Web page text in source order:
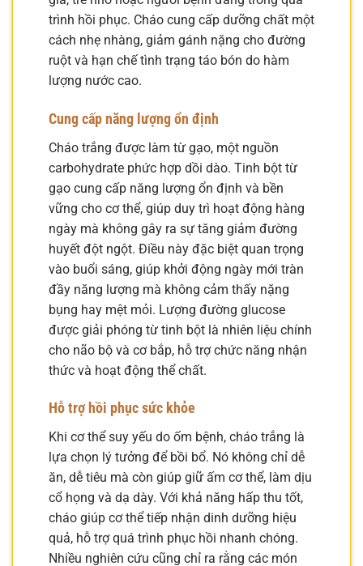
trình hồi phục. Cháo cung cấp dưỡng chất một
cách nhẹ nhàng, giảm gánh nặng cho đường
ruột và hạn chế tình trạng táo bón do hàm
lượng nước cao.
Cung cấp năng lượng ổn định
Cháo trắng được làm từ gạo, một nguồn
carbohydrate phức hợp dồi dào. Tinh bột từ
gạo cung cấp năng lượng ổn định và bền
vững cho cơ thể, giúp duy trì hoạt động hàng
ngày mà không gây ra sự tăng giảm đường
huyết đột ngột. Điều này đặc biệt quan trọng
vào buổi sáng, giúp khởi động ngày mới tràn
đầy năng lượng mà không cảm thấy nặng
bụng hay mệt mỏi. Lượng đường glucose
được giải phóng từ tinh bột là nhiên liệu chính
cho não bộ và cơ bắp, hỗ trợ chức năng nhận
thức và hoạt động thể chất.
Hỗ trợ hồi phục sức khỏe
Khi cơ thể suy yếu do ốm bệnh, cháo trắng là
lựa chọn lý tưởng để bồi bổ. Nó không chỉ dễ
ăn, dễ tiêu mà còn giúp giữ ấm cơ thể, làm dịu
cổ họng và dạ dày. Với khả năng hấp thu tốt,
cháo giúp cơ thể tiếp nhận dinh dưỡng hiệu
quả, hỗ trợ quá trình phục hồi nhanh chóng.
Nhiều nghiên cứu cũng chỉ ra rằng các món